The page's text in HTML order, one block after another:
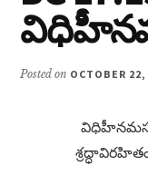
Posted on OCTOBER